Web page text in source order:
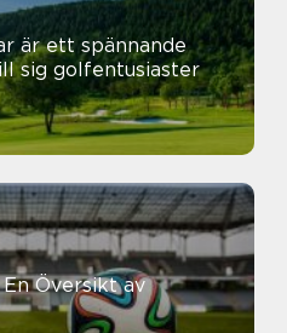
är ett spännande
sig golfentusiaster
Översikt av